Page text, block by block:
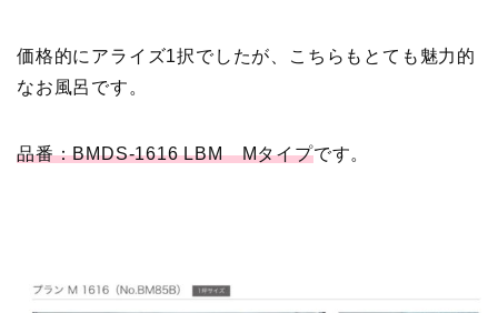
価格的にアライズ1択でしたが、こちらもとても魅力的
なお風呂です。
品番：BMDS-1616 LBMMタイプです。